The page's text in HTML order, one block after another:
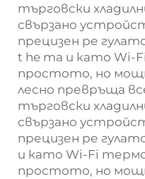
търговски
свързано
прецизен ре
t he та и като Wi-
простото, но
лесно превръща
търговски
свързано
прецизен ре
и като Wi-Fi
простото, но